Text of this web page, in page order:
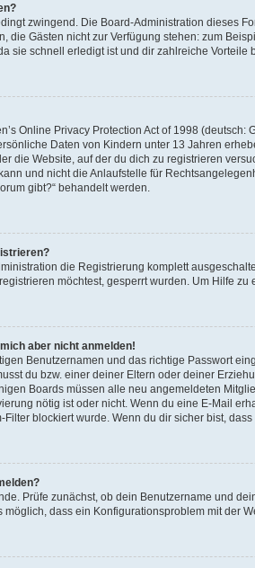
zwingend. Die Board-Administration dieses
die Gästen nicht zur Verfügung stehen: zum
sie schnell erledigt ist und dir zahlreiche Vorteile
Online Privacy Protection Act of 1998
Daten von Kindern unter 13 Jahren
die Website, auf der du dich zu registrieren
und nicht die Anlaufstelle für
gibt?“ behandelt werden.
die Registrierung komplett
möchtest, gesperrt wurden. Um Hilfe
aber nicht anmelden!
Benutzernamen und das richtige Passwort
du bzw. einer deiner Eltern oder deiner
Boards müssen alle neu angemeldeten
nötig ist oder nicht. Wenn du eine E-Mail
blockiert wurde. Wenn du dir sicher bist,
Prüfe zunächst, ob dein Benutzername und
dass ein Konfigurationsproblem mit der